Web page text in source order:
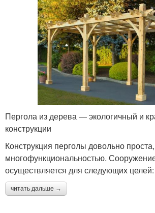
Пергола из дерева — экологичный и
конструкции
Конструкция перголы довольно
многофункциональностью.
осуществляется для следующих целей:
читать дальше →